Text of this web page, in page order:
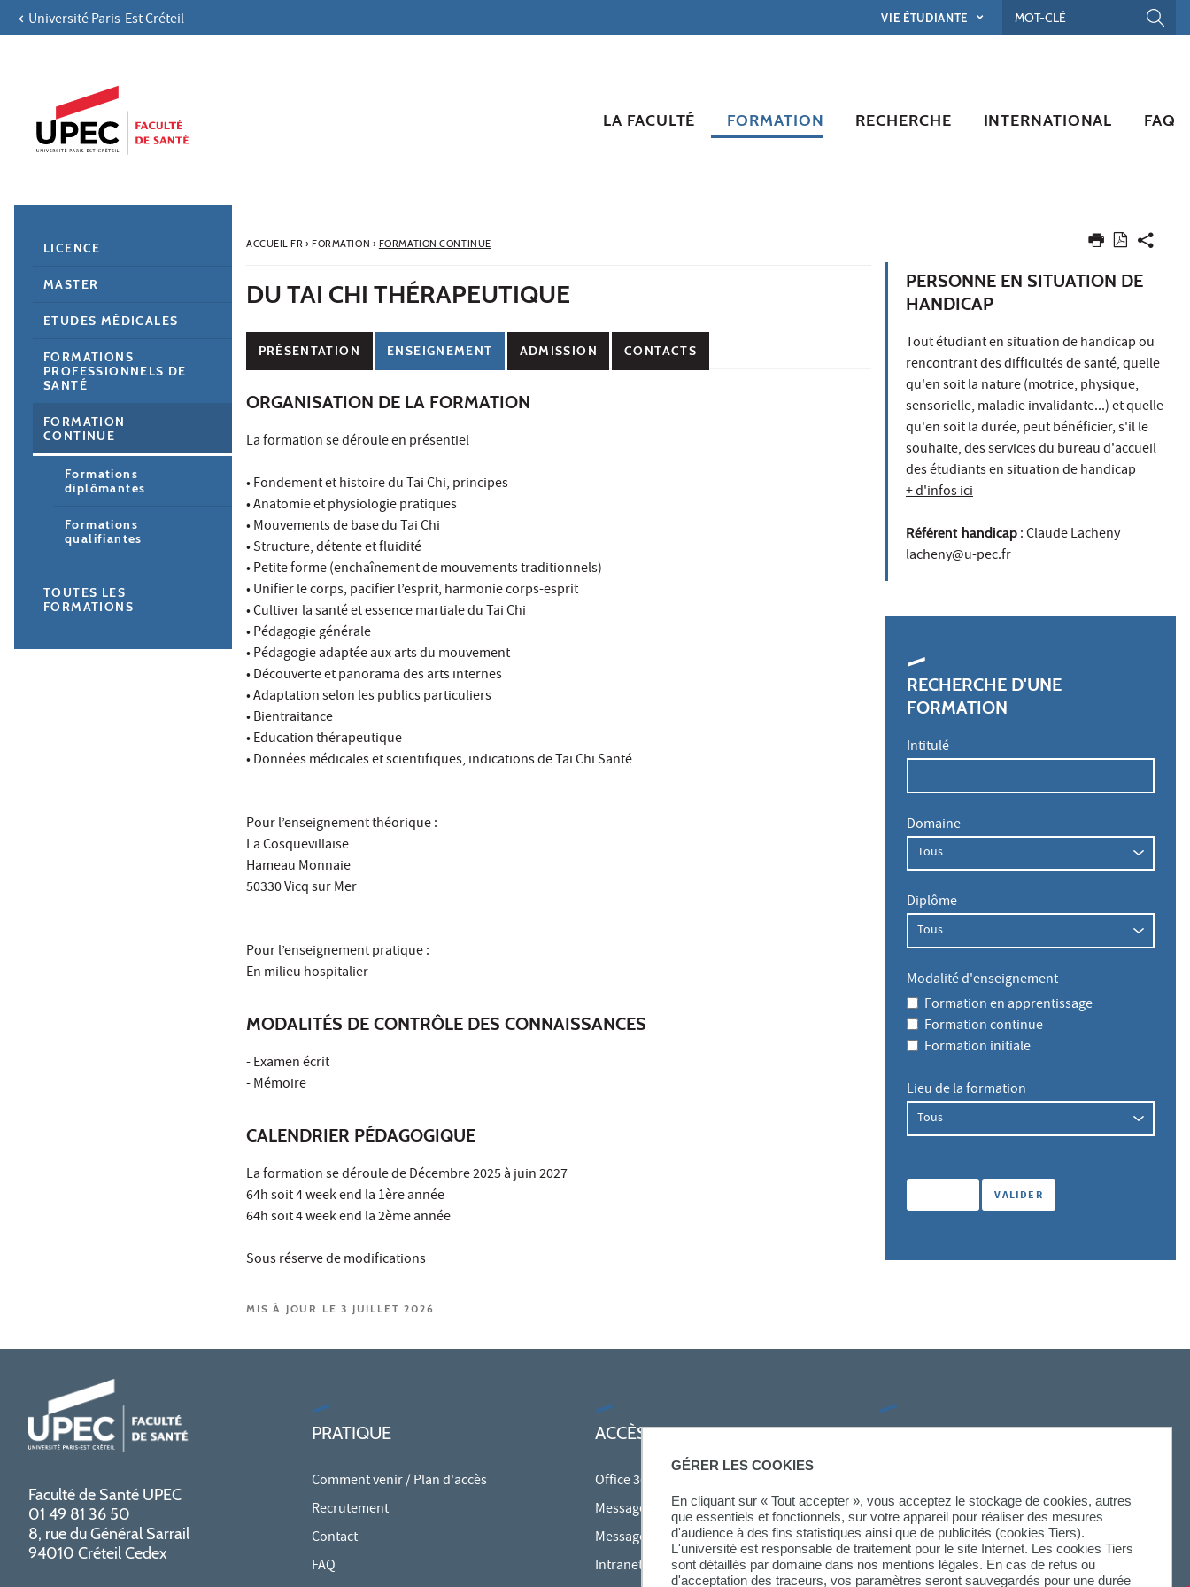
GÉRER LES COOKIES
En cliquant sur « Tout accepter », vous acceptez le stockage de cookies, autres
que essentiels et fonctionnels, sur votre appareil pour réaliser des mesures
d'audience à des fins statistiques ainsi que de publicités (cookies Tiers).
L'université est responsable de traitement pour le site Internet. Les cookies Tiers
sont détaillés par domaine dans nos mentions légales. En cas de refus ou
d'acceptation des traceurs, vos paramètres seront sauvegardés pour une durée
Aller au contenu
Navigation secondaire
Université Paris-Est Créteil VIE ÉTUDIANTE
LA FACULTÉ FORMATION RECHERCHE INTERNATIONAL FAQ
ACCUEIL FR› FORMATION › FORMATION CONTINUE
DU TAI CHI THÉRAPEUTIQUE
PRÉSENTATION ENSEIGNEMENT ADMISSION CONTACTS
ORGANISATION DE LA FORMATION
La formation se déroule en présentiel
• Fondement et histoire du Tai Chi, principes
• Anatomie et physiologie pratiques
• Mouvements de base du Tai Chi
• Structure, détente et fluidité
• Petite forme (enchaînement de mouvements traditionnels)
• Unifier le corps, pacifier l’esprit, harmonie corps-esprit
• Cultiver la santé et essence martiale du Tai Chi
• Pédagogie générale
• Pédagogie adaptée aux arts du mouvement
• Découverte et panorama des arts internes
• Adaptation selon les publics particuliers
• Bientraitance
• Education thérapeutique
• Données médicales et scientifiques, indications de Tai Chi Santé
Pour l’enseignement théorique :
La Cosquevillaise
Hameau Monnaie
50330 Vicq sur Mer
Pour l’enseignement pratique :
En milieu hospitalier
MODALITÉS DE CONTRÔLE DES CONNAISSANCES
- Examen écrit
- Mémoire
CALENDRIER PÉDAGOGIQUE
La formation se déroule de Décembre 2025 à juin 2027
64h soit 4 week end la 1ère année
​​​​​​​64h soit 4 week end la 2ème année
Sous réserve de modifications
MIS À JOUR LE 3 JUILLET 2026
PERSONNE EN SITUATION DE
HANDICAP
Tout étudiant en situation de handicap ou
rencontrant des difficultés de santé, quelle
qu'en soit la nature (motrice, physique,
sensorielle, maladie invalidante...) et quelle
qu'en soit la durée, peut bénéficier, s'il le
souhaite, des services du bureau d'accueil
des étudiants en situation de handicap
+ d'infos ici
Référent handicap : Claude Lacheny
lacheny@u-pec.fr
RECHERCHE D'UNE
FORMATION
Intitulé
Domaine
Diplôme
Modalité d'enseignement
Formation en apprentissage
Formation continue
Formation initiale
Lieu de la formation
LICENCE
MASTER
ETUDES MÉDICALES
FORMATIONS
PROFESSIONNELS DE
SANTÉ
FORMATION
CONTINUE
Formations
diplômantes
Formations
qualifiantes
TOUTES LES
FORMATIONS
Faculté de Santé UPEC
01 49 81 36 50
8, rue du Général Sarrail
94010 Créteil Cedex
PRATIQUE
Comment venir / Plan d'accès
Recrutement
Contact
FAQ
ACCÈS RAPIDES
Office 365
Messagerie des personnels
Messagerie étudiante
Intranet des personnels
SUIVEZ-NOUS